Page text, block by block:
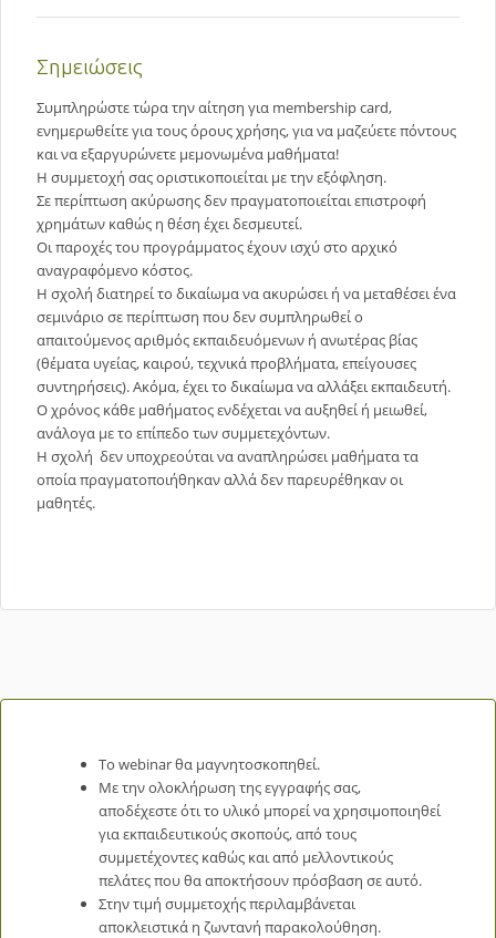
Σημειώσεις
Συμπληρώστε τώρα την αίτηση για membership card,
ενημερωθείτε για τους όρους χρήσης, για να μαζεύετε πόντους
και να εξαργυρώνετε μεμονωμένα μαθήματα!
Η συμμετοχή σας οριστικοποιείται με την εξόφληση.
Σε περίπτωση ακύρωσης δεν πραγματοποιείται επιστροφή
χρημάτων καθώς η θέση έχει δεσμευτεί.
Οι παροχές του προγράμματος έχουν ισχύ στο αρχικό
αναγραφόμενο κόστος.
Η σχολή διατηρεί το δικαίωμα να ακυρώσει ή να μεταθέσει ένα
σεμινάριο σε περίπτωση που δεν συμπληρωθεί ο
απαιτούμενος αριθμός εκπαιδευόμενων ή ανωτέρας βίας
(θέματα υγείας, καιρού, τεχνικά προβλήματα, επείγουσες
συντηρήσεις). Ακόμα, έχει το δικαίωμα να αλλάξει εκπαιδευτή.
Ο χρόνος κάθε μαθήματος ενδέχεται να αυξηθεί ή μειωθεί,
ανάλογα με το επίπεδο των συμμετεχόντων.
Η σχολή δεν υποχρεούται να αναπληρώσει μαθήματα τα
οποία πραγματοποιήθηκαν αλλά δεν παρευρέθηκαν οι
μαθητές.
Το webinar θα μαγνητοσκοπηθεί.
Με την ολοκλήρωση της εγγραφής σας,
αποδέχεστε ότι το υλικό μπορεί να χρησιμοποιηθεί
για εκπαιδευτικούς σκοπούς, από τους
συμμετέχοντες καθώς και από μελλοντικούς
πελάτες που θα αποκτήσουν πρόσβαση σε αυτό.
Στην τιμή συμμετοχής περιλαμβάνεται
αποκλειστικά η ζωντανή παρακολούθηση.